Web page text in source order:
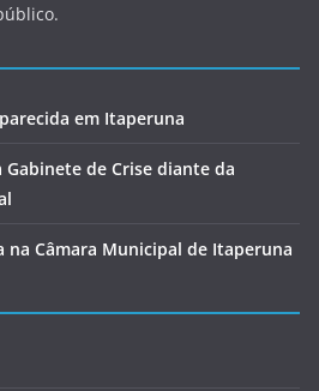
em Itaperuna
de Crise diante da
na Câmara Municipal de Itaperuna